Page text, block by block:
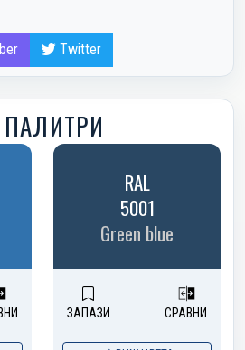
Twitter
RAL
5001
Green blue
ЗАПАЗИ СРАВНИ